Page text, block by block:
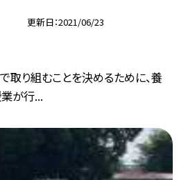
更新日 2021/06/23
取り組むことを決めるために、養
が行...